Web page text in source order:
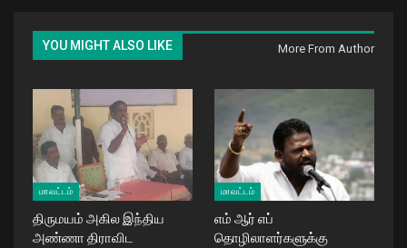
YOU MIGHT ALSO LIKE More From Author
மாவட்டம்
திருமயம் அகில இந்திய
அண்ணா திராவிட
மாவட்டம்
எம் ஆர் எப்
தொழிலாளர்களுக்கு